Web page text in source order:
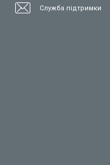
Служба підтримки